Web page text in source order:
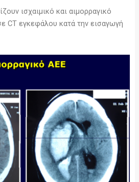
ισχαιμικό και αιμορραγικό
CT εγκεφάλου κατά την εισαγωγή